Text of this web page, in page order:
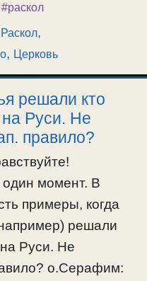
#раскол
,
, Церковь
решали кто
Руси. Не
правило?
один момент. В
примеры, когда
решали
Руси. Не
о.Серафим: